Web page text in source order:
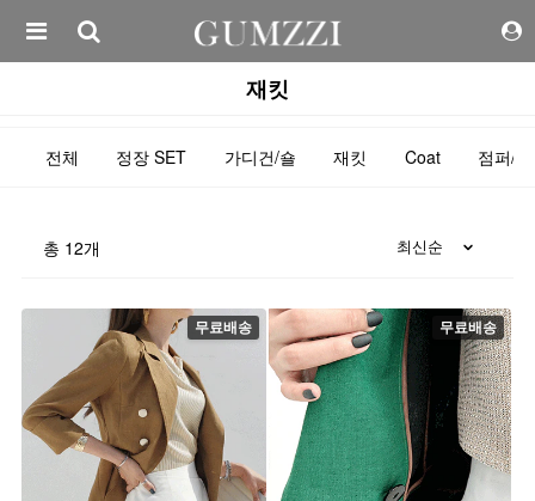
재킷
전체 정장 SET 가디건/숄 재킷 Coat 점퍼/
총 12개
무료배송 무료배송